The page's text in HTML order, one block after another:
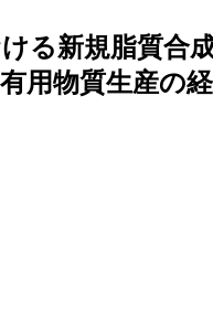
る新規脂質
用物質生産の